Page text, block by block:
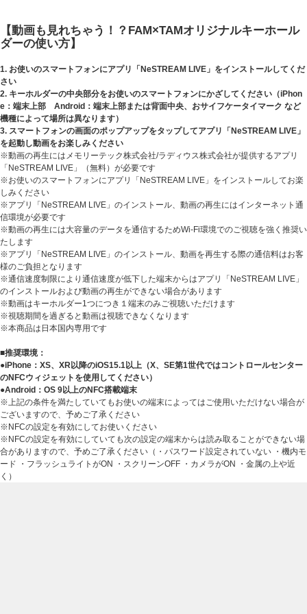
【動画も見れちゃう！？FAM×TAMオリジナルキーホール
ダーの使い方】
1. お使いのスマートフォンにアプリ「NeSTREAM LIVE」をインストールしてくだ
さい
2. キーホルダーの中央部分をお使いのスマートフォンにかざしてください（iPhon
e：端末上部 Android：端末上部または背面中央、おサイフケータイマーク など
機種によって場所は異なります）
3. スマートフォンの画面のポップアップをタップしてアプリ「NeSTREAM LIVE」
を起動し動画をお楽しみください
※動画の再生にはメモリーテック株式会社/ラディウス株式会社が提供するアプリ
「NeSTREAM LIVE」（無料）が必要です
※お使いのスマートフォンにアプリ「NeSTREAM LIVE」をインストールしてお楽
しみください
※アプリ「NeSTREAM LIVE」のインストール、動画の再生にはインターネット通
信環境が必要です
※動画の再生には大容量のデータを通信するためWi-Fi環境でのご視聴を強く推奨い
たします
※アプリ「NeSTREAM LIVE」のインストール、動画を再生する際の通信料はお客
様のご負担となります
※通信速度制限により通信速度が低下した端末からはアプリ「NeSTREAM LIVE」
のインストールおよび動画の再生ができない場合があります
※動画はキーホルダー1つにつき１端末のみご視聴いただけます
※視聴期間を過ぎると動画は視聴できなくなります
※本商品は日本国内専用です
■推奨環境：
●iPhone：XS、XR以降のiOS15.1以上（X、SE第1世代ではコントロールセンター
のNFCウィジェットを使用してください）
●Android：OS 9以上のNFC搭載端末
※上記の条件を満たしていてもお使いの端末によってはご使用いただけない場合が
ございますので、予めご了承ください
※NFCの設定を有効にしてお使いください
※NFCの設定を有効にしていても次の設定の端末からは読み取ることができない場
合がありますので、予めご了承ください（・パスワード設定されていない ・機内モ
ード ・フラッシュライトがON ・スクリーンOFF ・カメラがON ・金属の上や近
く）